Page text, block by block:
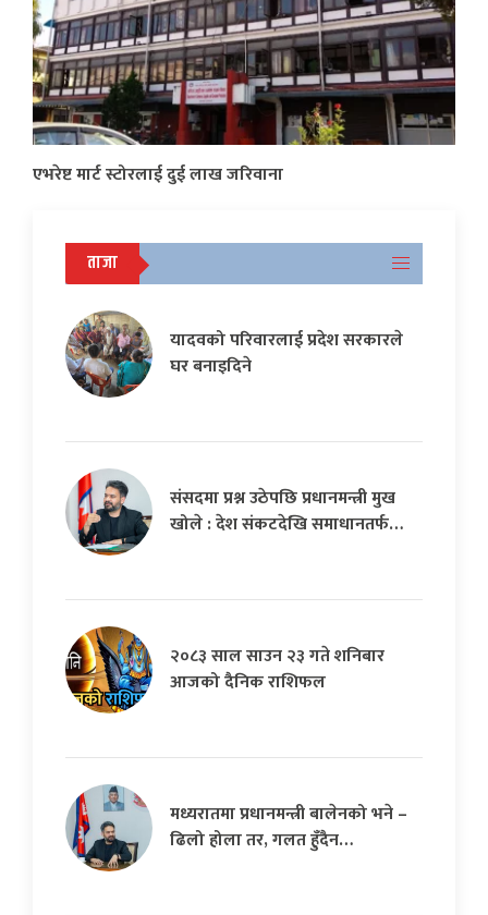
एभरेष्ट मार्ट स्टोरलाई दुई लाख जरिवाना
ताजा
यादवको परिवारलाई प्रदेश सरकारले
घर बनाइदिने
संसदमा प्रश्न उठेपछि प्रधानमन्त्री मुख
खोले : देश संकटदेखि समाधानतर्फ…
२०८३ साल साउन २३ गते शनिबार
आजको दैनिक राशिफल
मध्यरातमा प्रधानमन्त्री बालेनको भने –
ढिलो होला तर, गलत हुँदैन…